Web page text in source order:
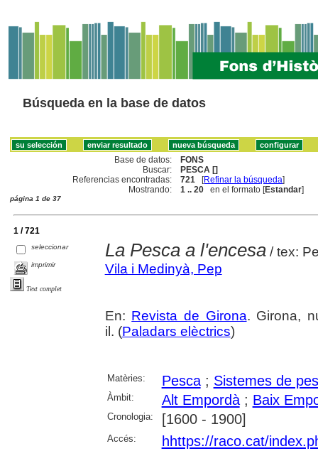
Búsqueda en la base de datos
Base de datos:
FONS
Buscar:
PESCA []
Referencias encontradas:
721 [Refinar la búsqueda]
Mostrando:
1 .. 20 en el formato [Estandar]
página 1 de 37
1 / 721
seleccionar
imprimir
Text complet
La Pesca a l'encesa/ tex:
Vila i Medinyà, Pep
En: Revista de Girona. Girona,
il. (Paladars elèctrics)
Matèries: Pesca; Sistemes de
Àmbit: Alt Empordà; Baix
Cronologia: [1600 - 1900]
Accés: hhttps://raco.cat/